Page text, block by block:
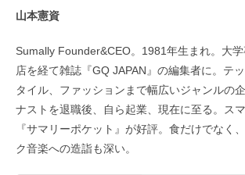
山本憲資
Sumally Founder&CEO。1981年生まれ。大
店を経て雑誌『GQ JAPAN』の編集者に。テ
タイル、ファッションまで幅広いジャンルの
ナストを退職後、自ら起業、現在に至る。ス
『サマリーポケット』が好評。食だけでなく
ク音楽への造詣も深い。